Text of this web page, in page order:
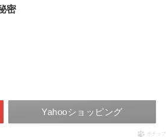
密
Yahooショッピング
ポチップ